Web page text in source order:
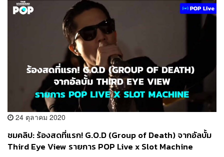
24 ตุลาคม 2020
ชมคลิป: ร้องสดที่แรก! G.O.D (Group of Death) จากอัลบั้ม
Third Eye View รายการ POP Live x Slot Machine